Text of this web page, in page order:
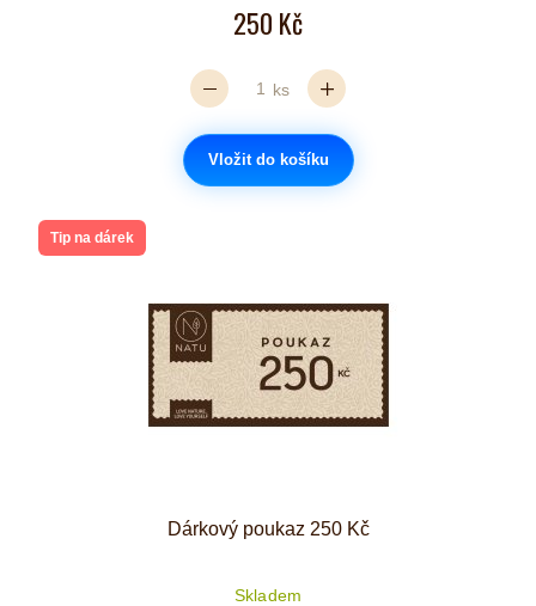
250 Kč
ks
Vložit do košíku
Tip na dárek
Dárkový poukaz 250 Kč
Skladem